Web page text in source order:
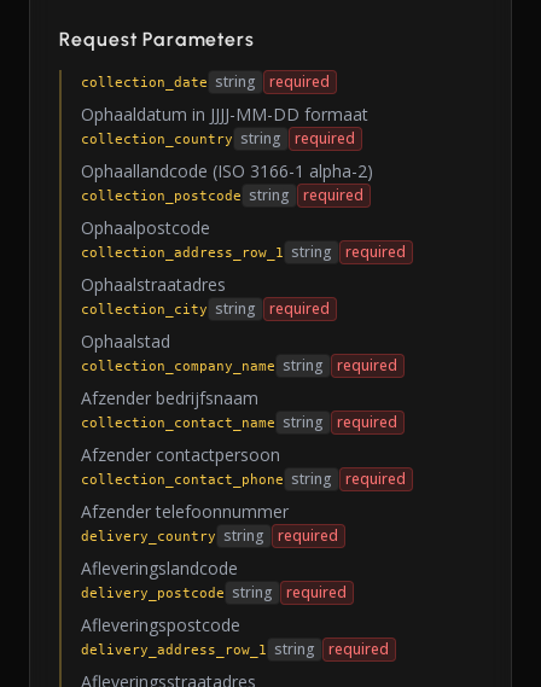
Request Parameters
collection_date string required
Ophaaldatum in JJJJ-MM-DD formaat
collection_country string required
Ophaallandcode (ISO 3166-1 alpha-2)
collection_postcode string required
Ophaalpostcode
collection_address_row_1 string required
Ophaalstraatadres
collection_city string required
Ophaalstad
collection_company_name string required
Afzender bedrijfsnaam
collection_contact_name string required
Afzender contactpersoon
collection_contact_phone string required
Afzender telefoonnummer
delivery_country string required
Afleveringslandcode
delivery_postcode string required
Afleveringspostcode
delivery_address_row_1 string required
Afleveringsstraatadres